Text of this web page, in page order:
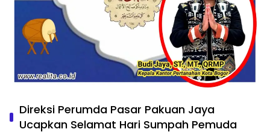
Direksi Perumda Pasar Pakuan Jaya
Ucapkan Selamat Hari Sumpah Pemuda